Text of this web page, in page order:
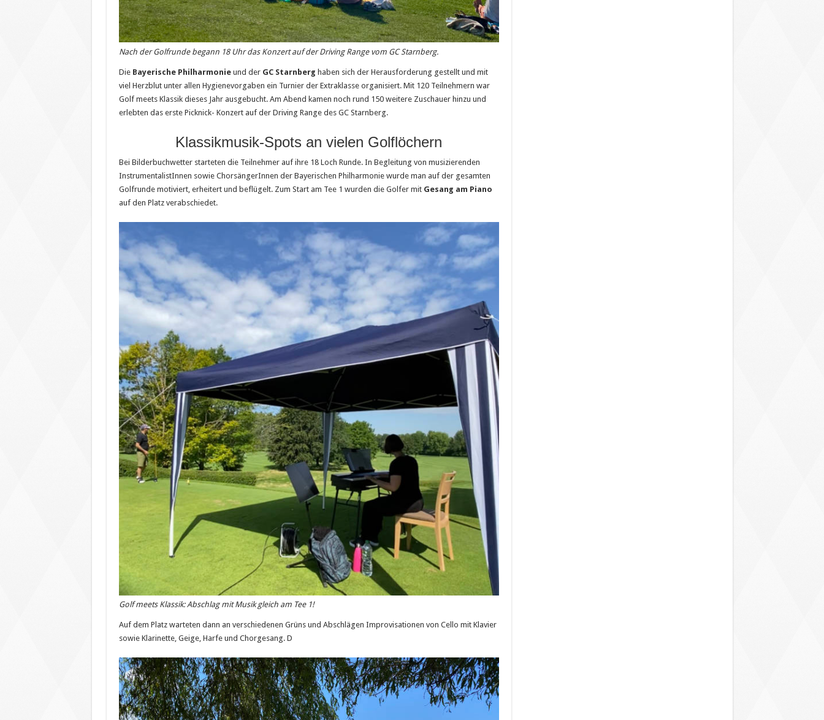
Nach der Golfrunde begann 18 Uhr das Konzert auf der Driving Range vom GC Starnberg.
Die Bayerische Philharmonie und derGC Starnberg haben sich der Herausforderung gestellt und mit
viel Herzblut unter allen Hygienevorgaben ein Turnier der Extraklasse organisiert. Mit 120 Teilnehmern war
Golf meets Klassik dieses Jahr ausgebucht. Am Abend kamen noch rund 150 weitere Zuschauer hinzu und
erlebten das erste Picknick- Konzert auf der Driving Range des GC Starnberg.
Klassikmusik-Spots an vielen Golflöchern
Bei Bilderbuchwetter starteten die Teilnehmer auf ihre 18 Loch Runde. In Begleitung von musizierenden
InstrumentalistInnen sowie ChorsängerInnen der Bayerischen Philharmonie wurde man auf der gesamten
Golfrunde motiviert, erheitert und beflügelt. Zum Start am Tee 1 wurden die Golfer mit Gesang am Piano
auf den Platz verabschiedet.
Golf meets Klassik: Abschlag mit Musik gleich am Tee 1!
Auf dem Platz warteten dann an verschiedenen Grüns und Abschlägen Improvisationen von Cello mit Klavier
sowie Klarinette, Geige, Harfe und Chorgesang. D